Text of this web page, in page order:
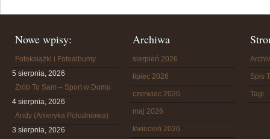
Nowe wpisy:
Fotoksiążki i Fotoalbumy
5 sierpnia, 2026
Zrób To Sam – Sport w Domu
4 sierpnia, 2026
Andy (Ameryka Południowa)
3 sierpnia, 2026
Archiwa
sierpień 2026
lipiec 2026
czerwiec 2026
maj 2026
kwiecień 2026
Spis
Tagi